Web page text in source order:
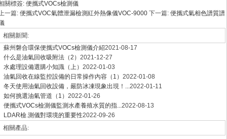
關標簽: 便攜式VOCs檢測儀
一篇: 便攜式VOC氣體泄漏檢測紅外熱像儀VOC-9000 下一篇: 便攜式氣相色譜質譜
相關新聞:
蘇州磐合環保便攜式VOCs檢測儀介紹2021-08-17
什么是油氣回收吸附法（2） 2021-12-27
水處理設備選購小知識（上） 2022-01-03
油氣回收在線監控設備的日常操作內容（1） 2022-01-08
冬天使用油氣回收設備，嚴防冰凍現象出現！...2022-01-11
如何挑選油氣管道（1） 2022-01-26
便攜式VOCs檢測儀監測水產養殖水質的指...2022-08-13
LDAR檢.測儀對環境的重要性2022-09-26
相關產品: